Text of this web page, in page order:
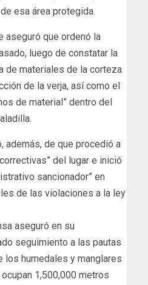
esa área protegida.
aseguró que ordenó la
luego de constatar la
de materiales de la corteza
de la verja, así como el
de material” dentro del
además, de que procedió a
del lugar e inició
sancionador” en
de las violaciones a la ley
aseguró en su
seguimiento a las pautas
los humedales y manglares
1,500,000 metros